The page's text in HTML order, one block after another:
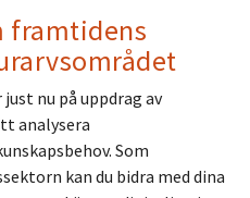
framtidens
nu på uppdrag av
analysera
Som
kan du bidra med dina